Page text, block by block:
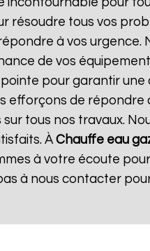
résoudre tous vos
à vos urgence.
de vos
pour garantir une
efforçons de répondre
tous nos travaux.
ÀChauffe eau
à votre écoute
à nous contacter